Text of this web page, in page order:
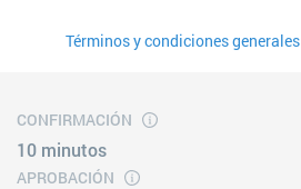
Términos y condiciones
CONFIRMACIÓN
10 minutos
APROBACIÓN